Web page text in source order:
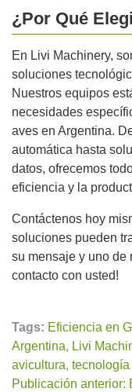
¿Por Qué
En Livi Machinery,
soluciones
Nuestros equipos
necesidades
aves en Argentina.
automática hasta
datos, ofrecemos
eficiencia y la
Contáctenos hoy
soluciones pueden
su mensaje y uno de
contacto con usted!
Tags: Eficiencia en
Argentina, Livi
avicultura,
Publicación anterior: